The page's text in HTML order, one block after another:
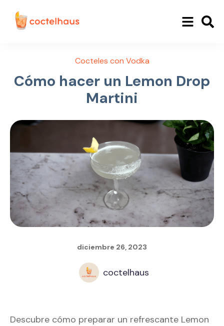
Cocteles con Vodka
Cómo hacer un Lemon Drop
Martini
diciembre 26, 2023
coctelhaus
Descubre cómo preparar un refrescante Lemon